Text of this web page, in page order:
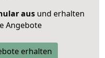
ausund erhalten
Angebote
erhalten